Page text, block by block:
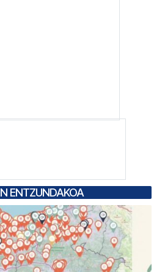
ENTZUNDAKOA